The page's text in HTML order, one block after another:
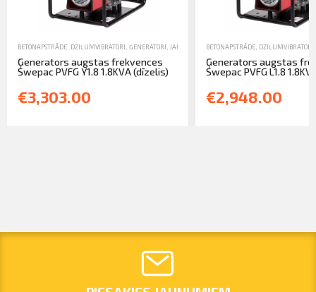
BETONAPSTRĀDE DZIĻUMVIBRATORI ĢENERATORI JAUNA TEHNIKA
Ģenerators augstas frekvences
Swepac PVFG Y1.8 1.8KVA (dīzelis)
€3,303.00
BETONAPSTRĀDE, DZIĻUMVIBRATORI
Ģenerators augstas
Swepac PVFG L1.8
€2,948.00